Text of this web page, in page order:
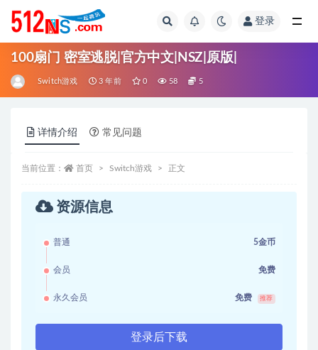
登录
100扇门 密室逃脱|官方中文|NSZ|原版|
Switch游戏 3 年前 0 58 5
详情介绍 常见问题
当前位置： 首页 Switch游戏 正文
资源信息
普通 5金币
会员 免费
永久会员 免费 推荐
登录后下载